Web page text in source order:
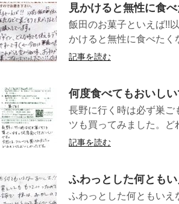
見かけると無性に食
飯田のお菓子といえば!!
かけると無性に食べたく
記事を読む
何度食べてもおいし
長野に行く時は必ず巣ご
ツも買ってみました。ど
記事を読む
ふわっとした何とも
ふわっとした何ともいえ